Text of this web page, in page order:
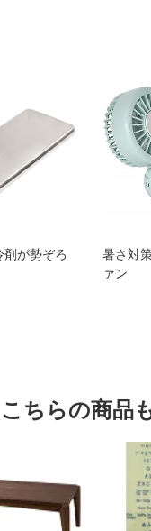
剤が勢ぞろ
暑さ対
ァン
ちらの商品